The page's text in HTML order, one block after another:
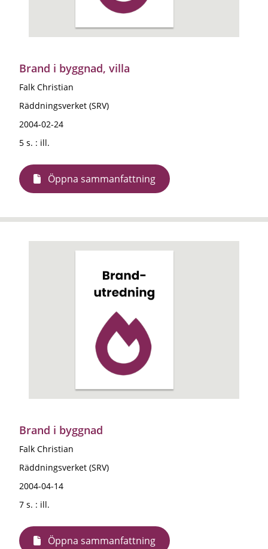
Brand i byggnad, villa
Falk Christian
Räddningsverket (SRV)
2004-02-24
5 s. : ill.
Öppna sammanfattning
Brand i byggnad
Falk Christian
Räddningsverket (SRV)
2004-04-14
7 s. : ill.
Öppna sammanfattning